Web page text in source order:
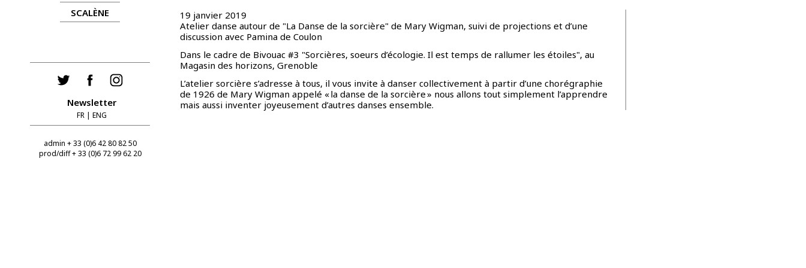
SCALÈNE
Newsletter
FR | ENG
admin + 33 (0)6 42 80 82 50
prod/diff + 33 (0)6 72 99 62 20
19 janvier 2019
Atelier danse autour de "La Danse de la sorcière" de Mary Wigman, suivi de projections et d’une
discussion avec Pamina de Coulon
Dans le cadre de Bivouac #3 "Sorcières, soeurs d’écologie. Il est temps de rallumer les étoiles", au
Magasin des horizons, Grenoble
L’atelier sorcière s’adresse à tous, il vous invite à danser collectivement à partir d’une chorégraphie
de 1926 de Mary Wigman appelé « la danse de la sorcière » nous allons tout simplement l’apprendre
mais aussi inventer joyeusement d’autres danses ensemble.